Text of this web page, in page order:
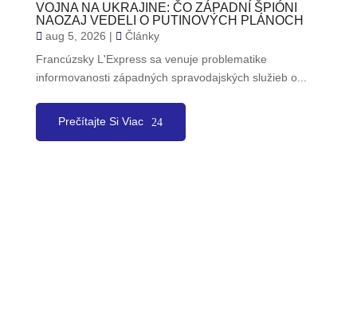
VOJNA NA UKRAJINE: ČO ZÁPADNÍ ŠPIÓNI
NAOZAJ VEDELI O PUTINOVÝCH PLÁNOCH
aug 5, 2026 |
Články
Francúzsky L'Express sa venuje problematike
informovanosti západných spravodajských služieb o...
Prečítajte Si Viac